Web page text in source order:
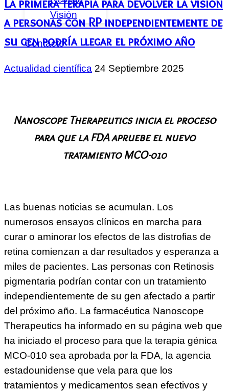
Visión
Contacto
La primera terapia para devolver la visión
a personas con RP independientemente de
su gen podría llegar el próximo año
Actualidad científica 24 Septiembre 2025
Nanoscope Therapeutics inicia el proceso
para que la FDA apruebe el nuevo
tratamiento MCO-010
Las buenas noticias se acumulan. Los
numerosos ensayos clínicos en marcha para
curar o aminorar los efectos de las distrofias de
retina comienzan a dar resultados y esperanza a
miles de pacientes. Las personas con Retinosis
pigmentaria podrían contar con un tratamiento
independientemente de su gen afectado a partir
del próximo año. La farmacéutica Nanoscope
Therapeutics ha informado en su página web que
ha iniciado el proceso para que la terapia génica
MCO-010 sea aprobada por la FDA, la agencia
estadounidense que vela para que los
tratamientos y medicamentos sean efectivos y